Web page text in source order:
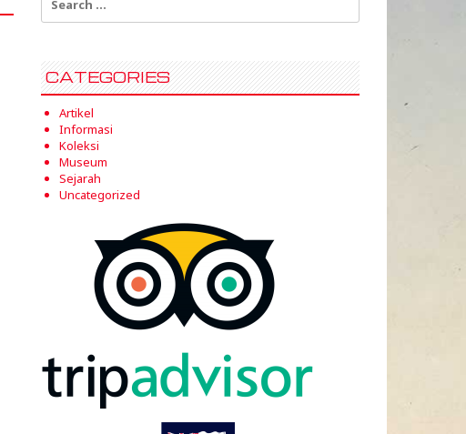
for:
CATEGORIES
Artikel
Informasi
Koleksi
Museum
Sejarah
Uncategorized